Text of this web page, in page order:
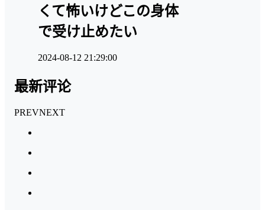
くて怖いけどこの身体
で受け止めたい
2024-08-12 21:29:00
最新评论
PREVNEXT